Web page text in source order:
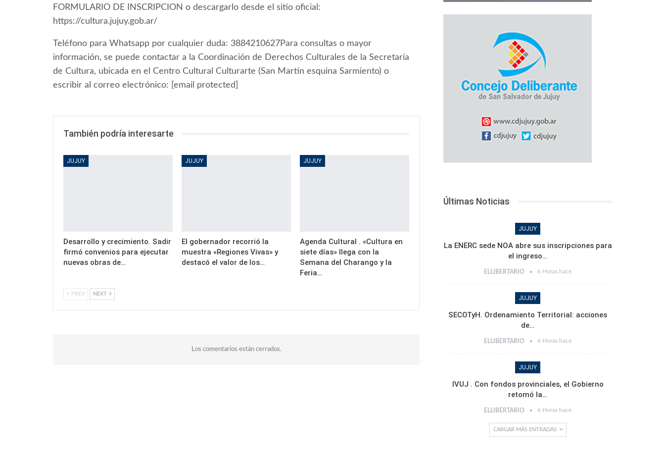
FORMULARIO DE INSCRIPCION o descargarlo desde el sitio oficial:
https://cultura.jujuy.gob.ar/
Teléfono para Whatsapp por cualquier duda: 3884210627Para consultas o mayor
información, se puede contactar a la Coordinación de Derechos Culturales de la Secretaría
de Cultura, ubicada en el Centro Cultural Culturarte (San Martín esquina Sarmiento) o
escribir al correo electrónico: [email protected]
También podría interesarte
JUJUY
Desarrollo y crecimiento. Sadir
firmó convenios para ejecutar
nuevas obras de…
JUJUY
El gobernador recorrió la
muestra «Regiones Vivas» y
destacó el valor de los…
JUJUY
Agenda Cultural . «Cultura en
siete días» llega con la
Semana del Charango y la
Feria…
PREV NEXT
Los comentarios están cerrados.
Últimas Noticias
JUJUY
La ENERC sede NOA abre sus inscripciones para
el ingreso…
ELLIBERTARIO 6 Horas hace
JUJUY
SECOTyH. Ordenamiento Territorial: acciones
de…
ELLIBERTARIO 6 Horas hace
JUJUY
IVUJ . Con fondos provinciales, el Gobierno
retomó la…
ELLIBERTARIO 6 Horas hace
CARGAR MÁS ENTRADAS